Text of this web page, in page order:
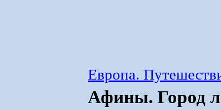
Европа.
Афины. Город